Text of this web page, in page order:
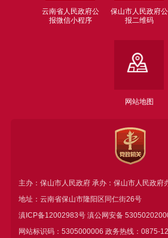
云南省人民政府公
报微信小程序
保山市人民政府公
报二维码
网站地图
主办：保山市人民政府 承办：保山市人民政府
地址：云南省保山市隆阳区同仁街26号
滇ICP备12002983号滇公网安备
网站标识码：5305000006 政务热线：0875-